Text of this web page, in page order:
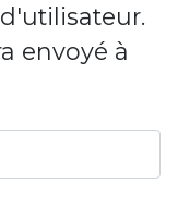
envoyé à